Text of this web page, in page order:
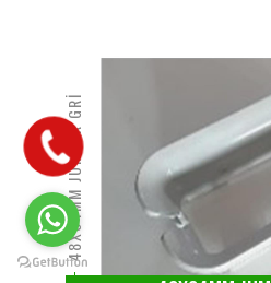
48X84MM JUMPER GRİ